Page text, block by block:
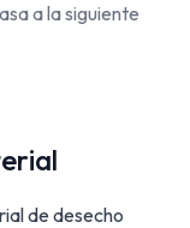
a la siguiente
de desecho